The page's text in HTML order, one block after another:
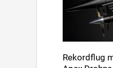
Rekordflug